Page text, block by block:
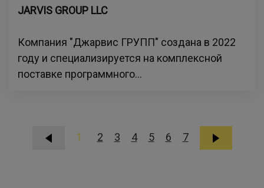
JARVIS GROUP LLC
Компания "Джарвис ГРУПП" создана в 2022
году и специализируется на комплексной
поставке программного...
1 2 3 4 5 6 7